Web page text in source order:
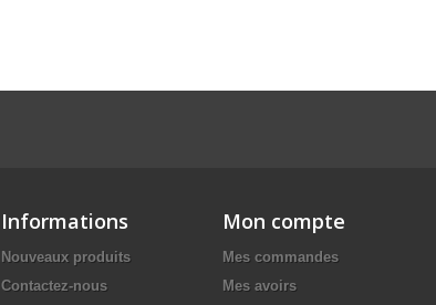
Informations
Nouveaux produits
Contactez-nous
Mon compte
Mes commandes
Mes avoirs